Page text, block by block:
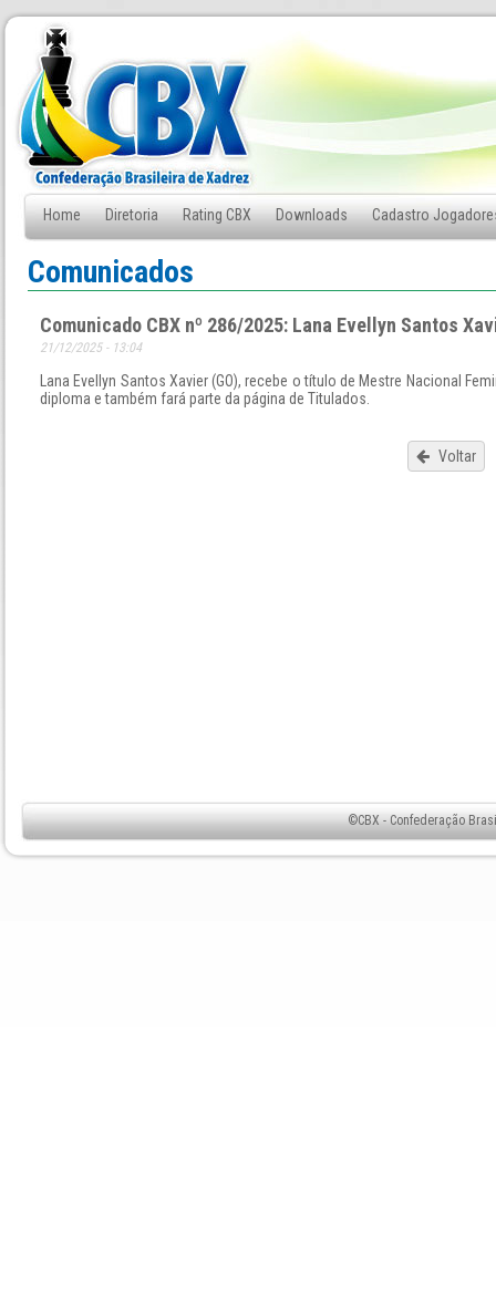
Home Diretoria Rating CBX Downloads Cadastro
Fale Conosco
Comunicados
Comunicado CBX nº 286/2025: Lana Evellyn Santos
21/12/2025 - 13:04
Lana Evellyn Santos Xavier (GO), recebe o título de Mestre Nacional
diploma e também fará parte da página de Titulados.
Voltar
©CBX - Confederação